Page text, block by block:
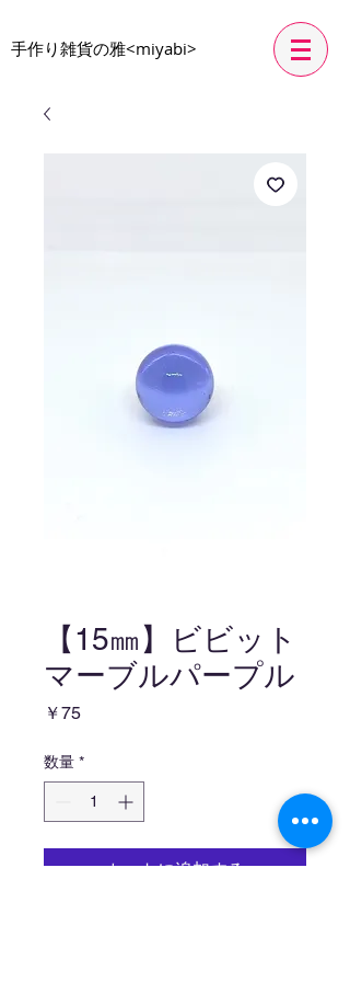
​手作り雑貨の雅<miyabi>
【15㎜】ビビット
マーブルパープル
￥75価
数量 *
カートに追加する